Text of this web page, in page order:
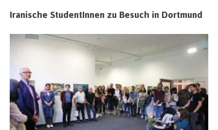
Iranische StudentInnen zu Besuch in Dortmund